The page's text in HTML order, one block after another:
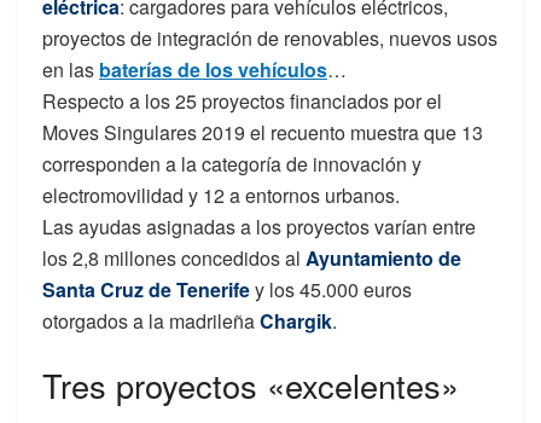
eléctrica: cargadores para vehículos eléctricos,
proyectos de integración de renovables, nuevos usos
en las baterías de los vehículos…
Respecto a los 25 proyectos financiados por el
Moves Singulares 2019 el recuento muestra que 13
corresponden a la categoría de innovación y
electromovilidad y 12 a entornos urbanos.
Las ayudas asignadas a los proyectos varían entre
los 2,8 millones concedidos al Ayuntamiento de
Santa Cruz de Tenerifey los 45.000 euros
otorgados a la madrileñaChargik.
Tres proyectos «excelentes»